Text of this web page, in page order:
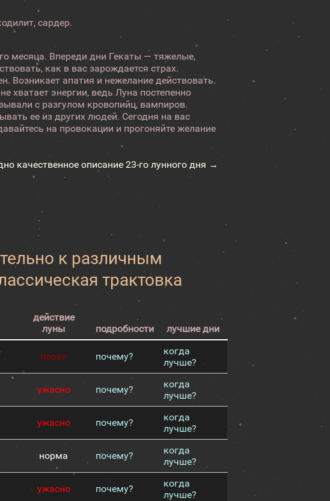
сардер.
месяца. Впереди дни Гекаты — тяжелые,
как в вас зарождается страх.
Возникает апатия и нежелание действовать.
хватает энергии, ведь Луна постепенно
с разгулом кровопийц, вампиров.
ее из других людей. Сегодня на вас
на провокации и прогоняйте желание
качественное описание 23-го лунного дня →
к различным
трактовка
действие
луны
подробности лучшие дни
плохо почему?
когда
лучше?
ужасно почему?
когда
лучше?
ужасно почему?
когда
лучше?
норма почему?
когда
лучше?
ужасно почему?
когда
лучше?